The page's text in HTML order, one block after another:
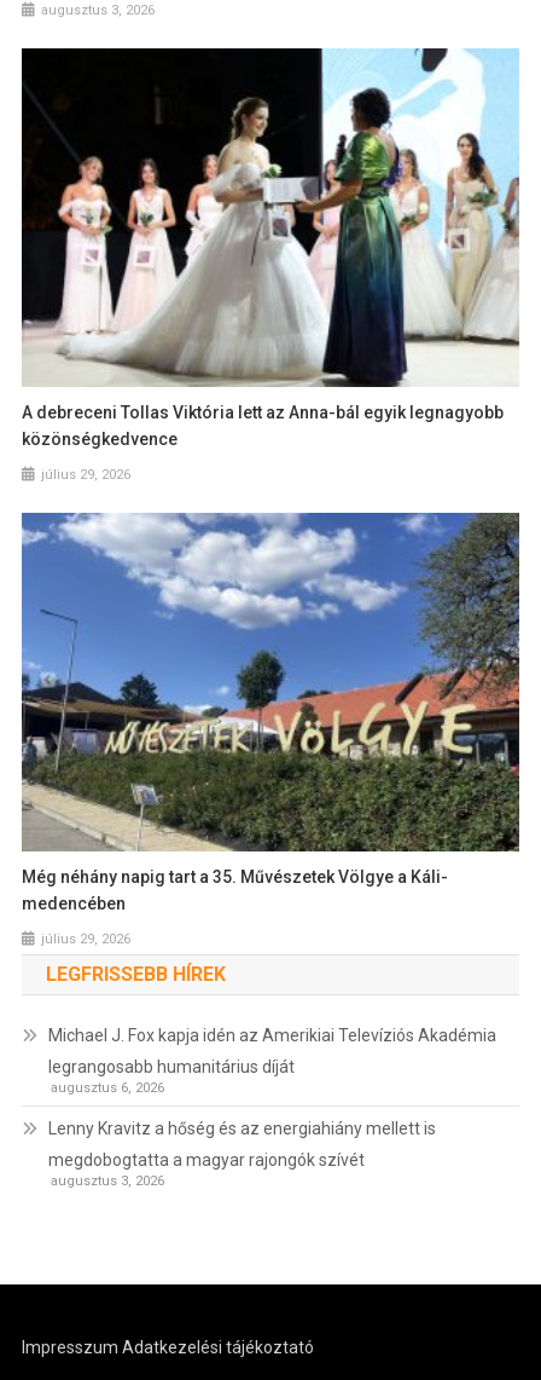
augusztus 3, 2026
A debreceni Tollas Viktória lett az Anna-bál egyik legnagyobb
közönségkedvence
július 29, 2026
Még néhány napig tart a 35. Művészetek Völgye a Káli-
medencében
július 29, 2026
LEGFRISSEBB HÍREK
Michael J. Fox kapja idén az Amerikiai Televíziós Akadémia
legrangosabb humanitárius díját
augusztus 6, 2026
Lenny Kravitz a hőség és az energiahiány mellett is
megdobogtatta a magyar rajongók szívét
augusztus 3, 2026
Impresszum Adatkezelési tájékoztató